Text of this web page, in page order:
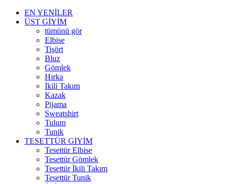
EN YENİLER
ÜST GİYİM
tümünü gör
Elbise
Tişört
Bluz
Gömlek
Hırka
İkili Takım
Kazak
Pijama
Sweatshirt
Tulum
Tunik
TESETTÜR GİYİM
Tesettür Elbise
Tesettür Gömlek
Tesettür İkili Takım
Tesettür Tunik